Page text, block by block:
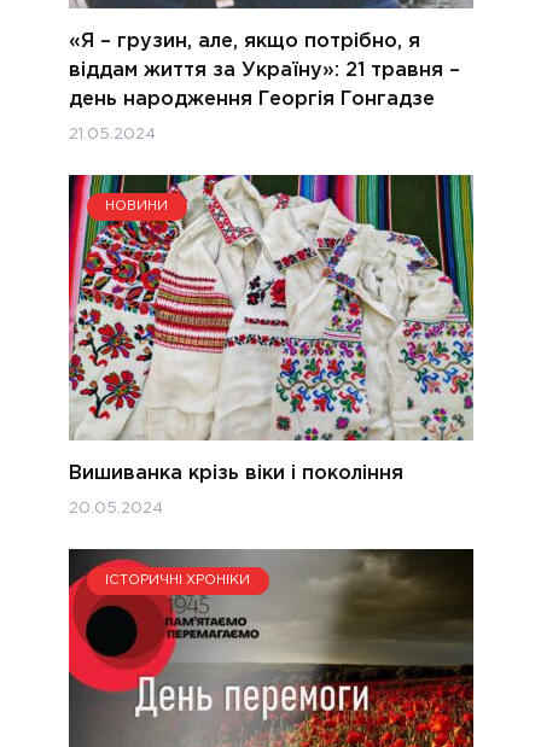
«Я – грузин, але, якщо потрібно, я
віддам життя за Україну»: 21 травня –
день народження Георгія Гонгадзе
21.05.2024
НОВИНИ
Вишиванка крізь віки і покоління
20.05.2024
ІСТОРИЧНІ ХРОНІКИ